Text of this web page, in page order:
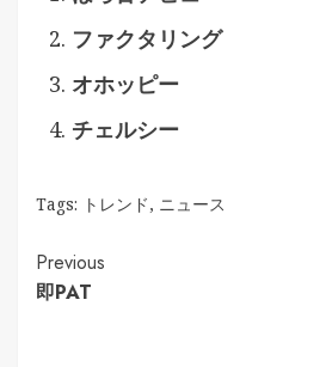
ファクタリング
オホッピー
チェルシー
Tags: トレンド, ニュース
Continue
Reading
Previous
即PAT